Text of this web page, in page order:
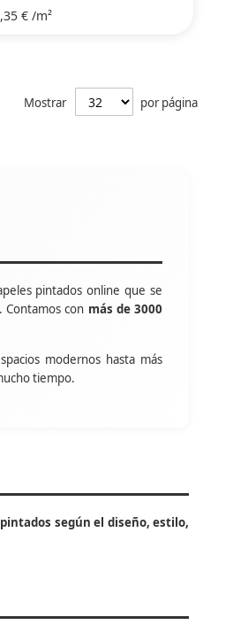
€ /m²
Mostrar por página
pintados online que se
Contamos con más de 3000
modernos hasta más
tiempo.
según el diseño, estilo,